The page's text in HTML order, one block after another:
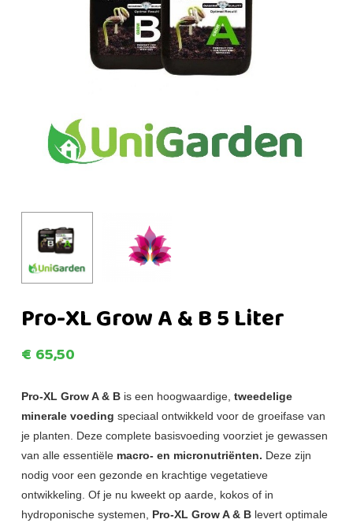
Pro-XL Grow A & B 5 Liter
€ 65,50
Pro-XL Grow A & Bis een hoogwaardige, tweedelige
minerale voeding speciaal ontwikkeld voor de groeifase van
je planten. Deze complete basisvoeding voorziet je gewassen
van alle essentiële macro- en micronutriënten. Deze zijn
nodig voor een gezonde en krachtige vegetatieve
ontwikkeling. Of je nu kweekt op aarde, kokos of in
hydroponische systemen, Pro-XL Grow A & Blevert optimale